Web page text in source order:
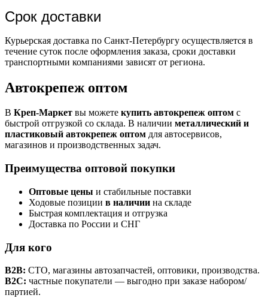
Срок доставки
Курьерская доставка по Санкт-Петербургу осуществляется в
течение суток после оформления заказа, сроки доставки
транспортными компаниями зависят от региона.
Автокрепеж оптом
В Креп-Маркет вы можете купить автокрепеж оптом с
быстрой отгрузкой со склада. В наличии металлический и
пластиковый автокрепеж оптом для автосервисов,
магазинов и производственных задач.
Преимущества оптовой покупки
Оптовые цены и стабильные поставки
Ходовые позиции в наличии на складе
Быстрая комплектация и отгрузка
Доставка по России и СНГ
Для кого
B2B: СТО, магазины автозапчастей, оптовики, производства.
B2C: частные покупатели — выгодно при заказе набором/
партией.